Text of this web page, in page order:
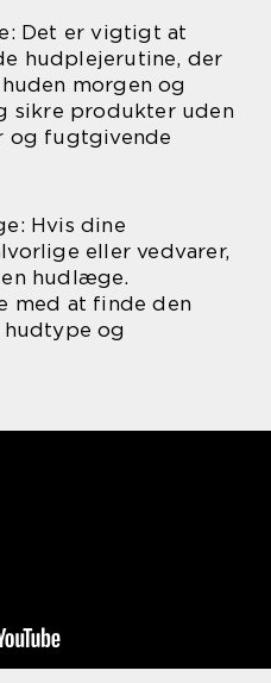
Det er vigtigt at
hudplejerutine, der
morgen og
sikre produkter uden
og fugtgivende
Hvis dine
eller vedvarer,
hudlæge.
med at finde den
og